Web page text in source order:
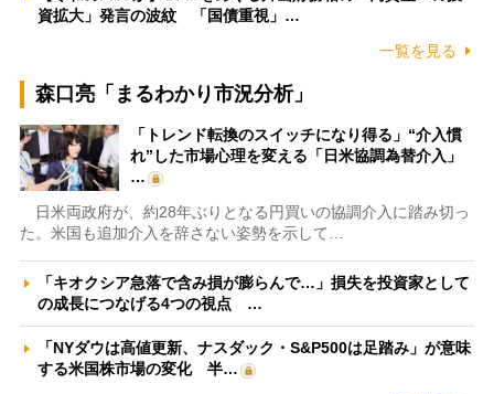
資拡大」発言の波紋 「国債重視」…
一覧を見る
森口亮「まるわかり市況分析」
「トレンド転換のスイッチになり得る」“介入慣
れ”した市場心理を変える「日米協調為替介入」
…
日米両政府が、約28年ぶりとなる円買いの協調介入に踏み切っ
た。米国も追加介入を辞さない姿勢を示して…
「キオクシア急落で含み損が膨らんで…」損失を投資家として
の成長につなげる4つの視点 …
「NYダウは高値更新、ナスダック・S&P500は足踏み」が意味
する米国株市場の変化 半…